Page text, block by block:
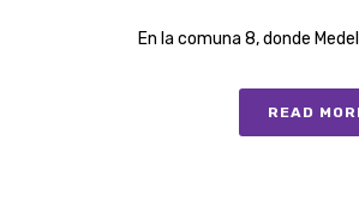
En la comuna 8, donde
READ